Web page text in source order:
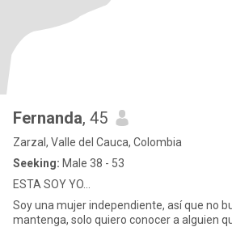
Fernanda, 45
Zarzal, Valle del Cauca, Colombia
Seeking: Male 38 - 53
ESTA SOY YO...
Soy una mujer independiente, así que no
mantenga, solo quiero conocer a alguien